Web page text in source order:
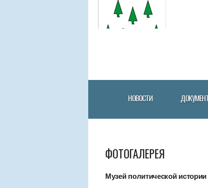
НОВОСТИ
ФОТОГАЛЕРЕЯ
Музей политической